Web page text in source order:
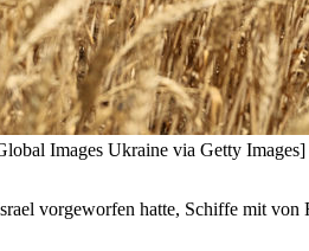
Images Ukraine via Getty Images]
vorgeworfen hatte, Schiffe mit von